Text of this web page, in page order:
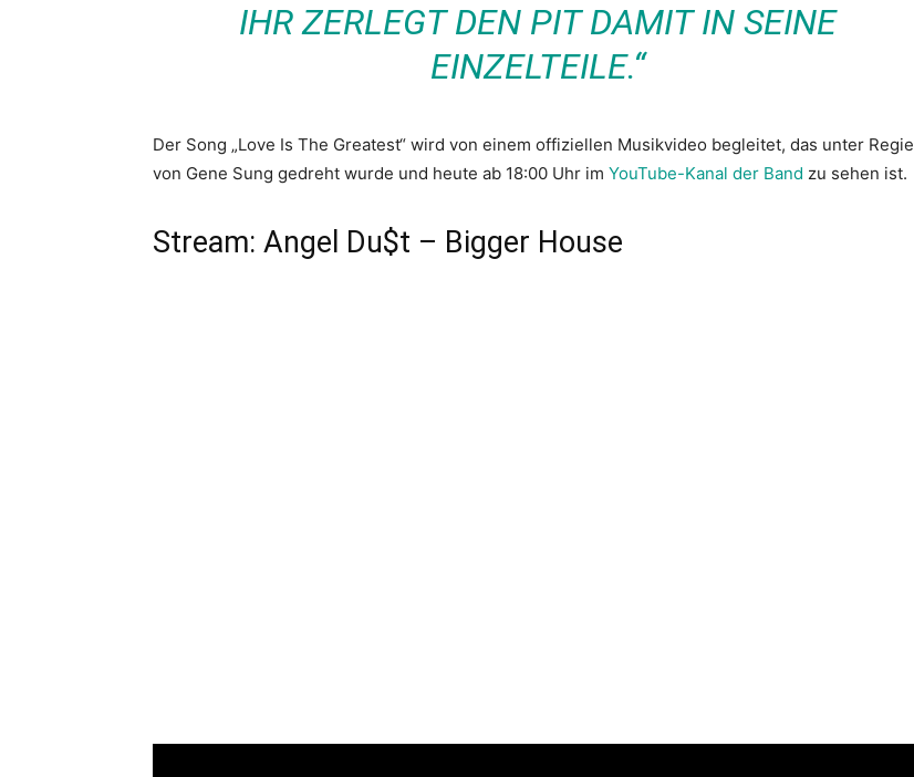
IHR ZERLEGT DEN PIT DAMIT IN SEINE
EINZELTEILE.“
Der Song „Love Is The Greatest“ wird von einem offiziellen Musikvideo begleitet, das unter Regie
von Gene Sung gedreht wurde und heute ab 18:00 Uhr im YouTube-Kanal der Band zu sehen ist.
Stream: Angel Du$t – Bigger House